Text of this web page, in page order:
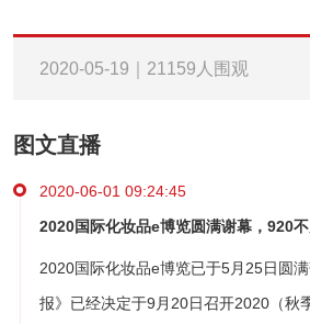
2020-05-19｜21159人围观
图文直播
2020-06-01 09:24:45
2020国际化妆品e博览圆满谢幕，920不
2020国际化妆品e博览已于5月25日圆
报》已经决定于9月20日召开2020（秋